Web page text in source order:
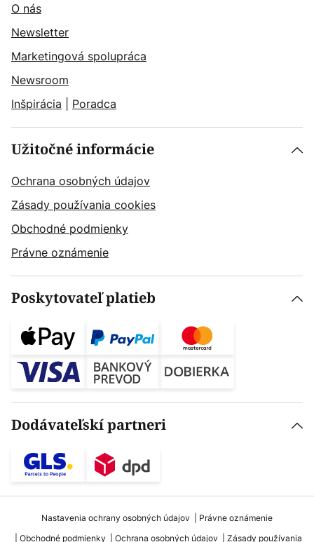
O nás
Newsletter
Marketingová spolupráca
Newsroom
Inšpirácia
Poradca
Užitočné informácie
Ochrana osobných údajov
Zásady používania cookies
Obchodné podmienky
Právne oznámenie
Poskytovateľ platieb
Dodávateľskí partneri
Nastavenia ochrany osobných údajov
Právne oznámenie
Obchodné podmienky
Ochrana osobných údajov Zásady používania